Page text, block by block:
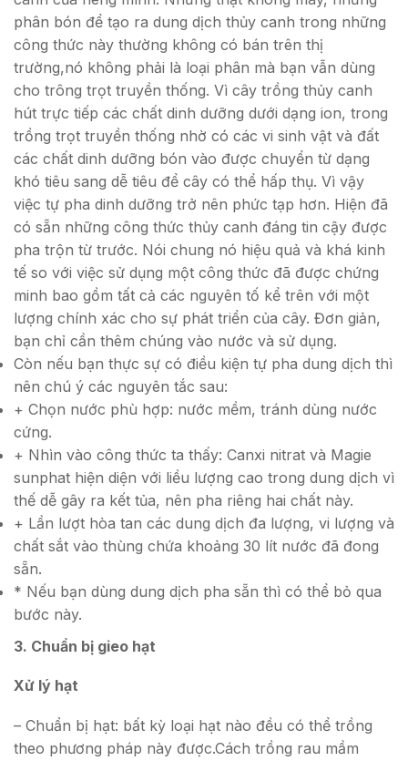
phân bón để tạo ra dung dịch thủy canh trong những
công thức này thường không có bán trên thị
trường,nó không phải là loại phân mà bạn vẫn dùng
cho trông trọt truyền thống. Vì cây trồng thủy canh
hút trực tiếp các chất dinh dưỡng dưới dạng ion, trong
trồng trọt truyền thống nhờ có các vi sinh vật và đất
các chất dinh dưỡng bón vào được chuyển từ dạng
khó tiêu sang dễ tiêu để cây có thể hấp thụ. Vì vậy
việc tự pha dinh dưỡng trở nên phức tạp hơn. Hiện đã
có sẵn những công thức thủy canh đáng tin cậy được
pha trộn từ trước. Nói chung nó hiệu quả và khá kinh
tế so với việc sử dụng một công thức đã được chứng
minh bao gồm tất cả các nguyên tố kể trên với một
lượng chính xác cho sự phát triển của cây. Đơn giản,
bạn chỉ cần thêm chúng vào nước và sử dụng.
Còn nếu bạn thực sự có điều kiện tự pha dung dịch thì
nên chú ý các nguyên tắc sau:
+ Chọn nước phù hợp: nước mềm, tránh dùng nước
cứng.
+ Nhìn vào công thức ta thấy: Canxi nitrat và Magie
sunphat hiện diện với liều lượng cao trong dung dịch vì
thế dễ gây ra kết tủa, nên pha riêng hai chất này.
+ Lần lượt hòa tan các dung dịch đa lượng, vi lượng và
chất sắt vào thùng chứa khoảng 30 lít nước đã đong
sẵn.
* Nếu bạn dùng dung dịch pha sẵn thì có thể bỏ qua
bước này.
3. Chuẩn bị gieo hạt
Xử lý hạt
– Chuẩn bị hạt: bất kỳ loại hạt nào đều có thể trồng
theo phương pháp này được.Cách trồng rau mầm